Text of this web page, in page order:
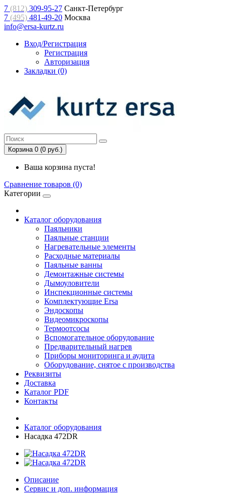
7 (812) 309-95-27 Санкт-Петербург
7 (495) 481-49-20 Москва
info@ersa-kurtz.ru
Вход/Регистрация
Регистрация
Авторизация
Закладки (0)
Корзина 0 (0 руб.)
Ваша корзина пуста!
Сравнение товаров (0)
Категории
Каталог оборудования
Паяльники
Паяльные станции
Нагревательные элементы
Расходные материалы
Паяльные ванны
Демонтажные системы
Дымоуловители
Инспекционные системы
Комплектующие Ersa
Эндоскопы
Видеомикроскопы
Термоотсосы
Вспомогательное оборудование
Предварительный нагрев
Приборы мониторинга и аудита
Оборудование, снятое с производства
Реквизиты
Доставка
Каталог PDF
Контакты
Каталог оборудования
Насадка 472DR
Описание
Сервис и доп. информация